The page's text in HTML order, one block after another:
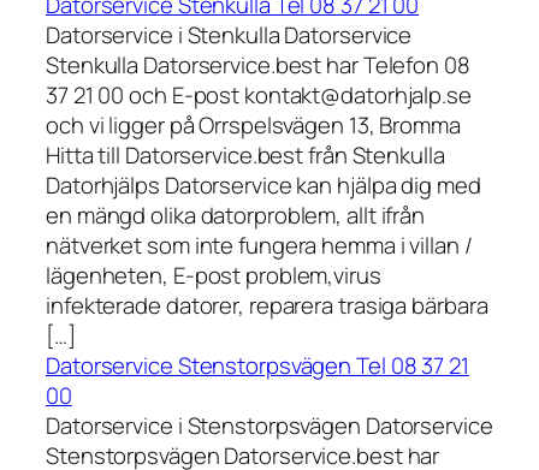
Datorservice i Stenkulla Datorservice
Stenkulla Datorservice.best har Telefon 08
37 21 00 och E-post kontakt@datorhjalp.se
och vi ligger på Orrspelsvägen 13, Bromma
Hitta till Datorservice.best från Stenkulla
Datorhjälps Datorservice kan hjälpa dig med
en mängd olika datorproblem, allt ifrån
nätverket som inte fungera hemma i villan /
lägenheten, E-post problem,virus
infekterade datorer, reparera trasiga bärbara
[…]
Datorservice Stenstorpsvägen Tel 08 37 21
00
Datorservice i Stenstorpsvägen Datorservice
Stenstorpsvägen Datorservice.best har